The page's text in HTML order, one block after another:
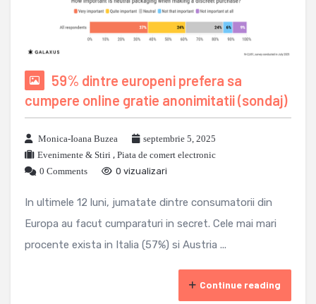
59% dintre europeni prefera sa
cumpere online gratie anonimitatii (sondaj)
Monica-Ioana Buzea
septembrie 5, 2025
Evenimente & Stiri , Piata de comert electronic
0 Comments
0 vizualizari
In ultimele 12 luni, jumatate dintre consumatorii din
Europa au facut cumparaturi in secret. Cele mai mari
procente exista in Italia (57%) si Austria ...
Continue reading